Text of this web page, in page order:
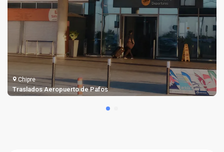
Chipre
Traslados Aeropuerto de Pafos